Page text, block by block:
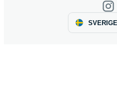
SVERIGE